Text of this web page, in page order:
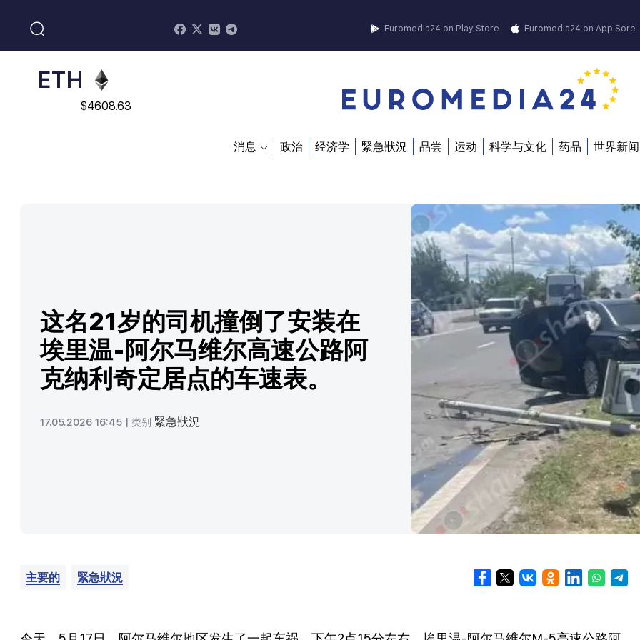
Euromedia24 on Play Store Euromedia24 on App Sore
ADA
$0.868816
ETH
$4608.63
消息 政治 经济学 緊急狀況 品尝 运动 科学与文化 药品 世界新闻
这名21岁的司机撞倒了安装在
埃里温-阿尔马维尔高速公路阿
克纳利奇定居点的车速表。
17.05.2026 16:45 | 类别 緊急狀況
主要的 緊急狀況